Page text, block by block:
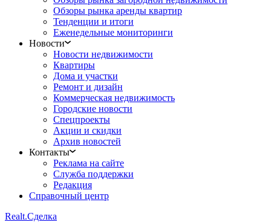
Обзоры рынка аренды квартир
Тенденции и итоги
Еженедельные мониторинги
Новости
Новости недвижимости
Квартиры
Дома и участки
Ремонт и дизайн
Коммерческая недвижимость
Городские новости
Спецпроекты
Акции и скидки
Архив новостей
Контакты
Реклама на сайте
Служба поддержки
Редакция
Справочный центр
Realt.Сделка